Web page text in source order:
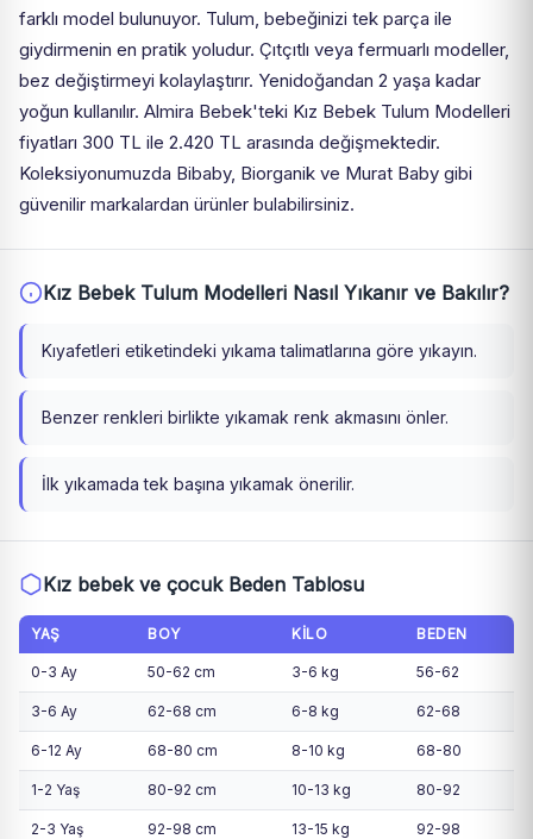
farklı model bulunuyor. Tulum, bebeğinizi tek parça ile
giydirmenin en pratik yoludur. Çıtçıtlı veya fermuarlı modeller,
bez değiştirmeyi kolaylaştırır. Yenidoğandan 2 yaşa kadar
yoğun kullanılır. Almira Bebek'teki Kız Bebek Tulum Modelleri
fiyatları 300 TL ile 2.420 TL arasında değişmektedir.
Koleksiyonumuzda Bibaby, Biorganik ve Murat Baby gibi
güvenilir markalardan ürünler bulabilirsiniz.
Kız Bebek Tulum Modelleri Nasıl Yıkanır ve Bakılır?
Kıyafetleri etiketindeki yıkama talimatlarına göre yıkayın.
Benzer renkleri birlikte yıkamak renk akmasını önler.
İlk yıkamada tek başına yıkamak önerilir.
Kız bebek ve çocuk Beden Tablosu
YAŞ BOY KILO BEDEN
0-3 Ay 50-62 cm 3-6 kg 56-62
3-6 Ay 62-68 cm 6-8 kg 62-68
6-12 Ay 68-80 cm 8-10 kg 68-80
1-2 Yaş 80-92 cm 10-13 kg 80-92
2-3 Yaş 92-98 cm 13-15 kg 92-98